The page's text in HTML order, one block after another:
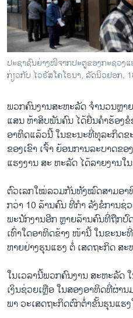
ທຸລະກິດ
ພາສາອັງກິດ
ວີດີໂອ
ສຽງ
ລາຍງານ
ຕິດຕາມພວກເຮົາ ທີ່
ພາສາຕ່າງໆ
ປະຊາຊົນຍ່າງໜີຈາກປະຕູຂອງກະຊວງ
ກ່ຽວກັບ ໄວຣັສໂຄໂຣນາ, ລັດນິວຢອກ,
ພວກຄົນງານສະຫະລັດ ຈຳນວນຫຼ
ແສນ ຫ້າສິບພັນຄົນ ໄດ້ຍື່ນຄຳຮ້ອງ
ອາທິດແລ້ວນີ້ ໃນຂະນະທີ່ທຸລະກິດ
ຂອງເຂົາ ເຈົ້າ ຍ້ອນການລະບາດຂ
ແຮງງານ ສະ ຫະລັດ ໄດ້ລາຍງານ
ຕົວເລກໃໝ່ລວມກັນທັງໝົດສາມອາ
ກວ່າ 10 ລ້ານຄົນ ທີ່ກຳ ລັງຂໍການຊ່
ພະນັກງານອີກ ຫຼາຍລ້ານຄົນທີ່ຖືກປົ
ເທົ່າໃດອາທິດຂ້າງ ໜ້ານີ້ ໃນຂະນະ
ຫາຍຢ່າງຮຸນແຮງ ຕໍ່ ເສດຖະກິດ ສະ
ໃນເວລານີ້ພວກຄົນງານ ສະຫະລັດ
ເງິນຊ່ວຍເຫຼືອ ໃນສອງອາທິດທີ່ຜ່າ
ພາ ວະເສດຖະກິດຕົກຕໍ່າຂັ້ນຮຸນແຮງ